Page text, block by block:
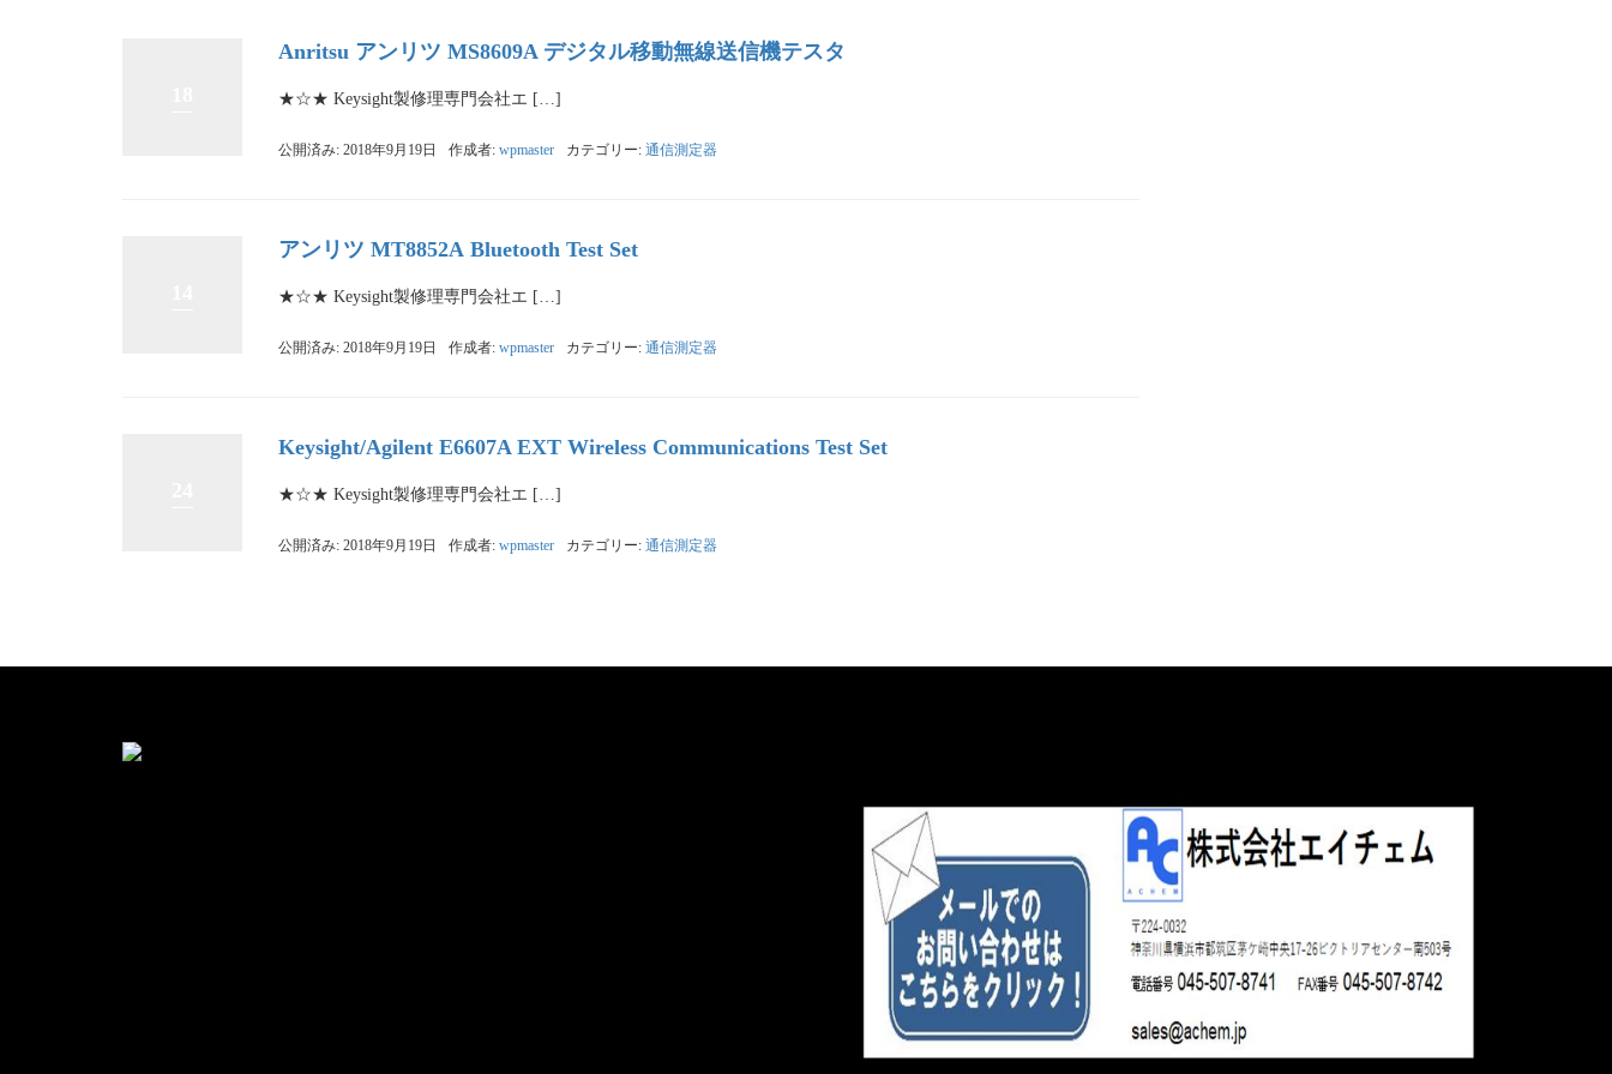
Anritsu アンリツ MS8609A デジタル移動無線送信機テスタ
★☆★ Keysight製修理専門会社エ […]
公開済み: 2018年9月19日 作成者: wpmaster カテゴリー: 通信測定器
アンリツ MT8852A Bluetooth Test Set
★☆★ Keysight製修理専門会社エ […]
公開済み: 2018年9月19日 作成者: wpmaster カテゴリー: 通信測定器
Keysight/Agilent E6607A EXT Wireless Communications Test Set
★☆★ Keysight製修理専門会社エ […]
公開済み: 2018年9月19日 作成者: wpmaster カテゴリー: 通信測定器